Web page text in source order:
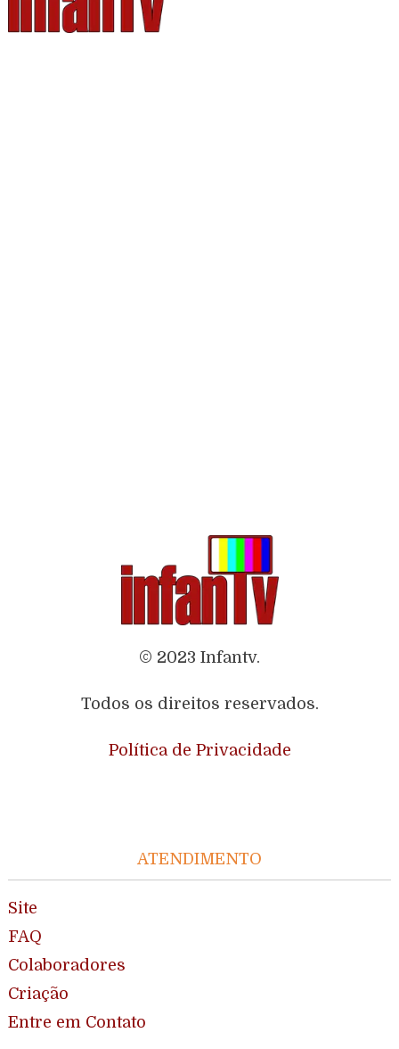
© 2023 Infantv.
Todos os direitos reservados.
Política de Privacidade
ATENDIMENTO
Site
FAQ
Colaboradores
Criação
Entre em Contato